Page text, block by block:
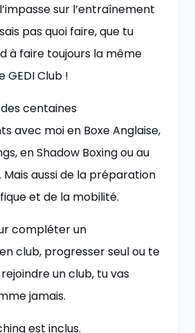
sur l’entraînement
pas quoi faire, que tu
à faire toujours la même
GEDI Club !
centaines
avec moi en Boxe Anglaise,
en Shadow Boxing ou au
Mais aussi de la préparation
et de la mobilité.
compléter un
club, progresser seul ou te
un club, tu vas
jamais.
est inclus.